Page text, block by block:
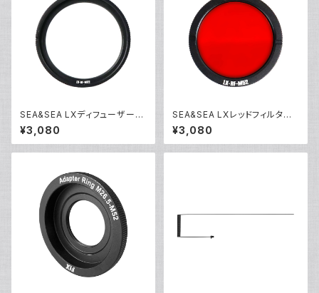
SEA&SEA LXディフューザー
[09171]
¥3,080
SEA&SEA LXレッドフィルター
[09170]
¥3,080